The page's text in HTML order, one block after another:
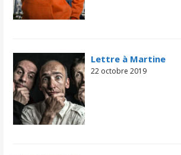
Lettre à Martine
22 octobre 2019